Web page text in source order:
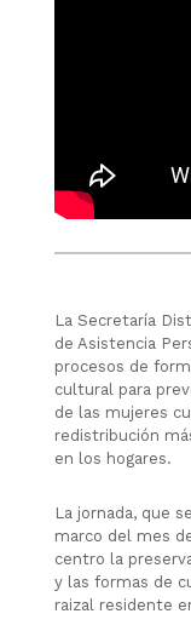
La Secretaría
de Asistencia
procesos de
cultural para
de las mujeres
redistribución
en los hogares.
La jornada, que
marco del mes
centro la
y las formas de
raizal residente